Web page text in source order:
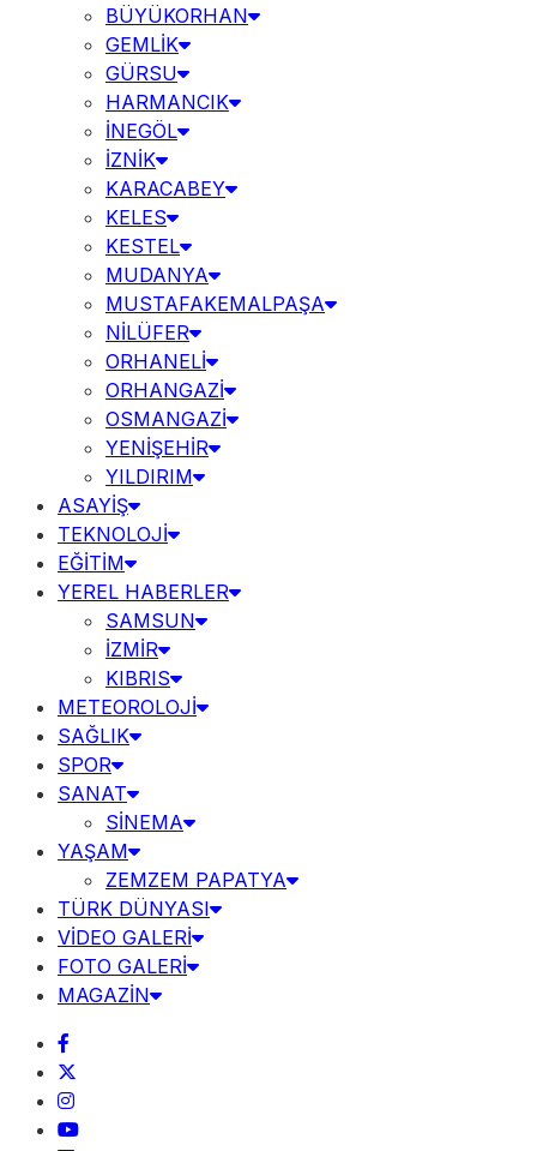
BÜYÜKORHAN
GEMLİK
GÜRSU
HARMANCIK
İNEGÖL
İZNİK
KARACABEY
KELES
KESTEL
MUDANYA
MUSTAFAKEMALPAŞA
NİLÜFER
ORHANELİ
ORHANGAZİ
OSMANGAZİ
YENİŞEHİR
YILDIRIM
ASAYİŞ
TEKNOLOJİ
EĞİTİM
YEREL HABERLER
SAMSUN
İZMİR
KIBRIS
METEOROLOJİ
SAĞLIK
SPOR
SANAT
SİNEMA
YAŞAM
ZEMZEM PAPATYA
TÜRK DÜNYASI
VİDEO GALERİ
FOTO GALERİ
MAGAZİN